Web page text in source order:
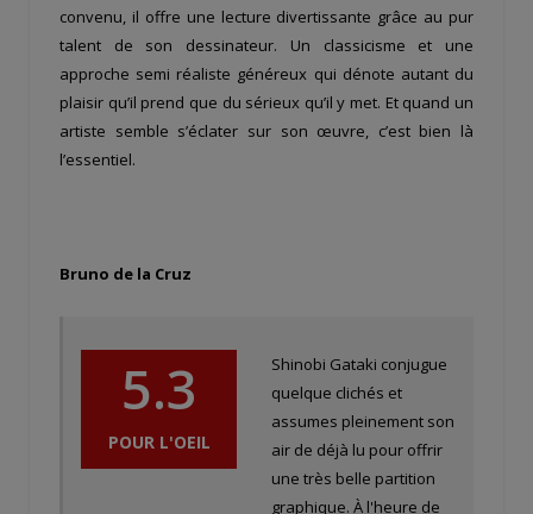
convenu, il offre une lecture divertissante grâce au pur
talent de son dessinateur. Un classicisme et une
approche semi réaliste généreux qui dénote autant du
plaisir qu’il prend que du sérieux qu’il y met. Et quand un
artiste semble s’éclater sur son œuvre, c’est bien là
l’essentiel.
Bruno de la Cruz
5.3
POUR L'OEIL
Shinobi Gataki conjugue
quelque clichés et
assumes pleinement son
air de déjà lu pour offrir
une très belle partition
graphique. À l'heure de